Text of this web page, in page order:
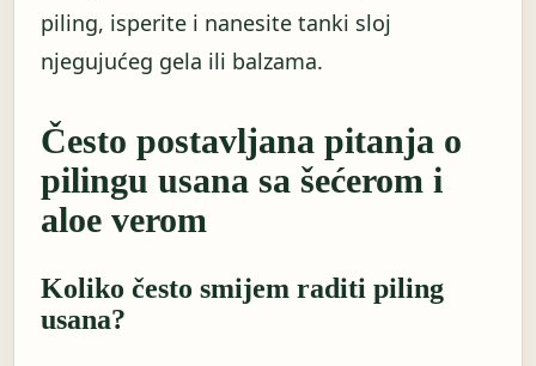
piling, isperite i nanesite tanki sloj
njegujućeg gela ili balzama.
Često postavljana pitanja o
pilingu usana sa šećerom i
aloe verom
Koliko često smijem raditi piling
usana?